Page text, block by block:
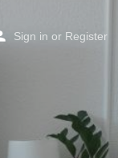
Sign in or Register